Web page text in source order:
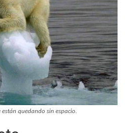
están quedando sin espacio.